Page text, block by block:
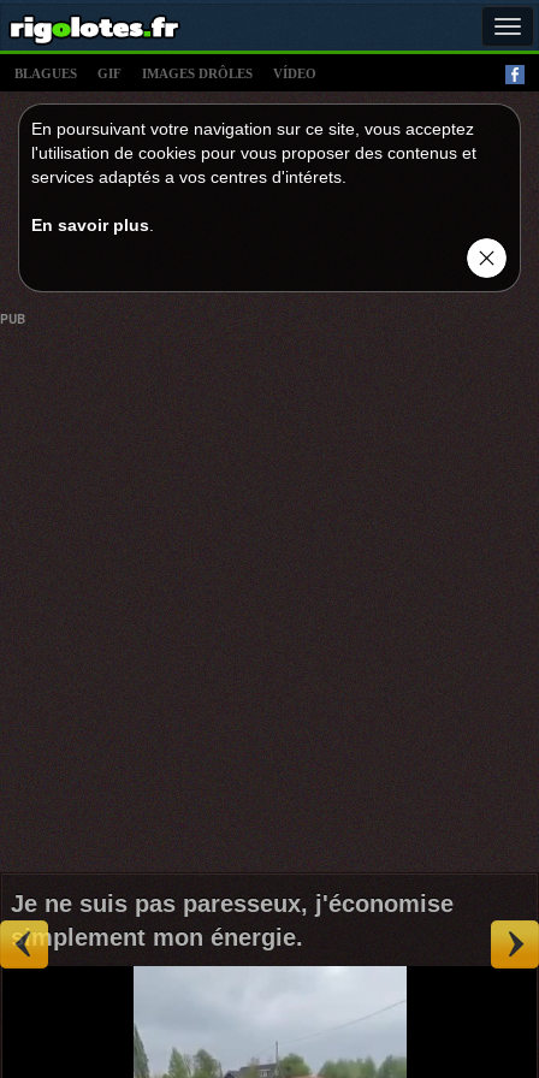
BLAGUES GIF IMAGES DRÔLES VÍDEO
En poursuivant votre navigation sur ce site, vous acceptez
l'utilisation de cookies pour vous proposer des contenus et
services adaptés a vos centres d'intérets.
En savoir plus
PUB
Je ne suis pas paresseux, j'économise
simplement mon énergie.